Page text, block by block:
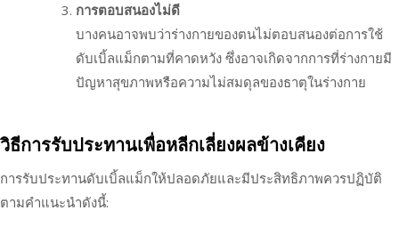
การตอบสนองไม่ดี
บางคนอาจพบว่าร่างกายของตนไม่ตอบสนองต่อการใช้
ดับเบิ้ลแม็กตามที่คาดหวัง ซึ่งอาจเกิดจากการที่ร่างกายมี
ปัญหาสุขภาพหรือความไม่สมดุลของธาตุในร่างกาย
วิธีการรับประทานเพื่อหลีกเลี่ยงผลข้างเคียง
การรับประทานดับเบิ้ลแม็กให้ปลอดภัยและมีประสิทธิภาพควรปฏิบัติ
ตามคำแนะนำดังนี้: